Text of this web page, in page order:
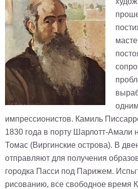
импрессионистов. Камиль
1830 года в порту Шарлотт-Амали
Томас (Виргинские острова). В
отправляют для получения
городка Пасси под Парижем.
рисованию, все свободное время